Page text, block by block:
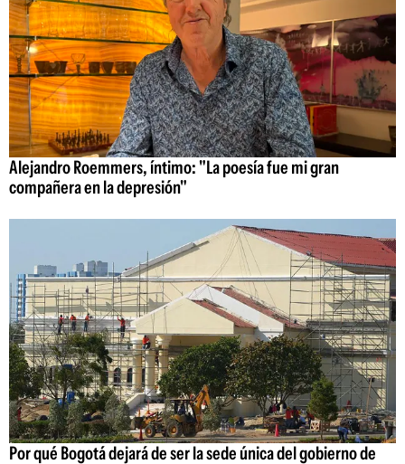
Alejandro Roemmers, íntimo: "La poesía fue mi gran
compañera en la depresión"
Por qué Bogotá dejará de ser la sede única del gobierno de